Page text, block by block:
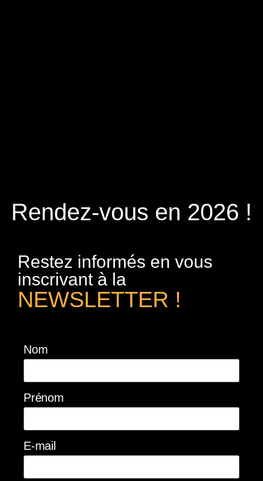
Rendez-vous en 2026 !
Restez informés en vous
inscrivant à la
NEWSLETTER !
Nom
Prénom
E-mail